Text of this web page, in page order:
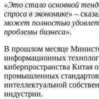
«Это стало основной
спроса в экономике» –
может полностью
проблемы бизнеса».
В прошлом месяце
информационных
киберпространства Китая
промышленных
интеллектуальной
индустрии.